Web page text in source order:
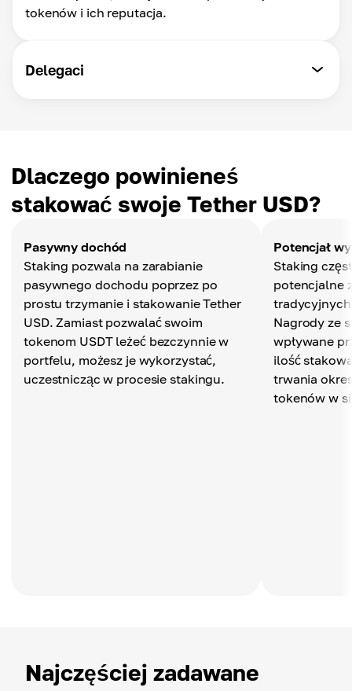
tokenów i ich reputacja.
Delegaci
Dlaczego powinieneś
stakować swoje Tether USD?
Pasywny dochód
Staking pozwala na zarabianie
pasywnego dochodu poprzez po
prostu trzymanie i stakowanie Tether
USD. Zamiast pozwalać swoim
tokenom USDT leżeć bezczynnie w
portfelu, możesz je wykorzystać,
uczestnicząc w procesie stakingu.
Potencjał
Staking
potencjalne
Nagrody ze
wpływane
ilość
trwania
tokenów w
Najczęściej zadawane